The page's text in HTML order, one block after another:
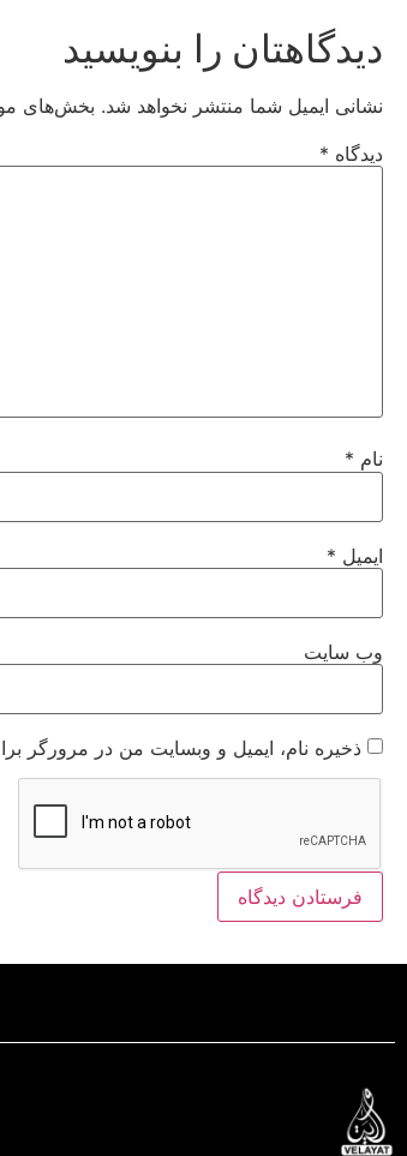
دیدگاهتان را بنویسید
نشانی ایمیل شما منتشر نخواهد شد. بخش‌های
دیدگاه *
نام *
ایمیل *
وب‌ سایت
ذخیره نام، ایمیل و وبسایت من در مرورگر